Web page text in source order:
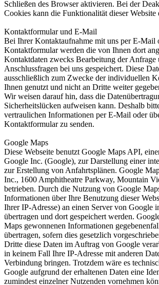
Schließen des Browser aktivieren. Bei der
Cookies kann die Funktionalität dieser Website
Kontaktformular und E-Mail
Bei Ihrer Kontaktaufnahme mit uns per E-Mail
Kontaktformular werden die von Ihnen dort
Kontaktdaten zwecks Bearbeitung der
Anschlussfragen bei uns gespeichert. Diese
ausschließlich zum Zwecke der individuellen
Ihnen genutzt und nicht an Dritte weiter
Wir weisen darauf hin, dass die
Sicherheitslücken aufweisen kann. Deshalb
vertraulichen Informationen per E-Mail oder
Kontaktformular zu senden.
Google Maps
Diese Webseite benutzt Google Maps API,
Google Inc. (Google), zur Darstellung einer
zur Erstellung von Anfahrtsplänen. Google
Inc., 1600 Amphitheatre Parkway, Mountain
betrieben. Durch die Nutzung von Google
Informationen über Ihre Benutzung dieser
Ihrer IP-Adresse) an einen Server von Google
übertragen und dort gespeichert werden.
Maps gewonnenen Informationen
übertragen, sofern dies gesetzlich
Dritte diese Daten im Auftrag von Google
in keinem Fall Ihre IP-Adresse mit anderen
Verbindung bringen. Trotzdem wäre es
Google aufgrund der erhaltenen Daten eine
zumindest einzelner Nutzenden vornehmen